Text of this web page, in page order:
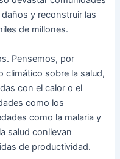
y reconstruir las
de millones.
Pensemos, por
climático sobre la salud,
con el calor o el
como los
como la malaria y
salud conllevan
de productividad.